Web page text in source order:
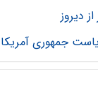
ديروز
جمهوری